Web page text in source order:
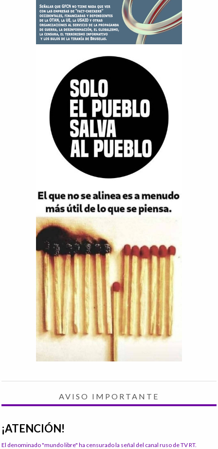
AVISO IMPORTANTE
¡ATENCIÓN!
El denominado "mundo libre" ha censurado la señal del canal ruso de TV RT.